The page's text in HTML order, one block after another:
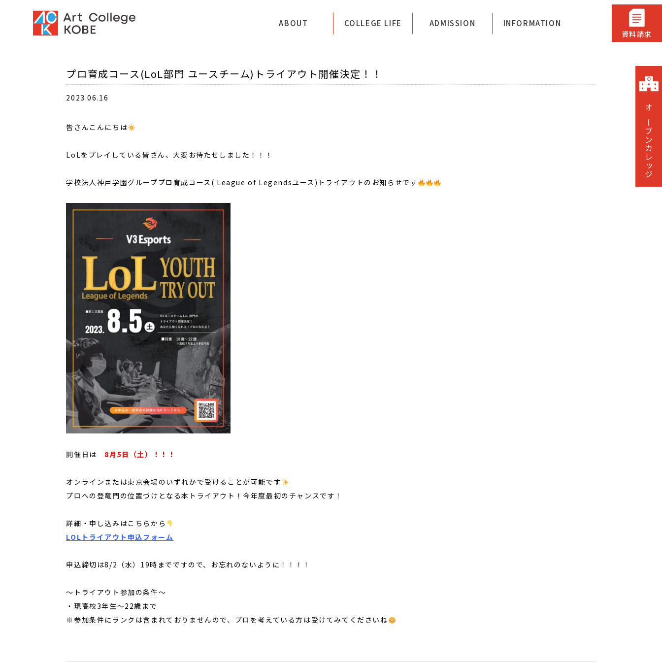
専門学校アートカレッジ神戸
ABOUT COLLEGE LIFE ADMISSION INFORMATION
資料請求
オープンカレッジ
プロ育成コース(LoL部門 ユースチーム)トライアウト開催決定！！
2023.06.16
皆さんこんにちは
LoLをプレイしている皆さん、大変お待たせしました！！！
学校法人神戸学園グループプロ育成コース( League of Legendsユース)トライアウトのお知らせです
開催日は 8月5日（土）！！！
オンラインまたは東京会場のいずれかで受けることが可能です
プロへの登竜門の位置づけとなる本トライアウト！今年度最初のチャンスです！
詳細・申し込みはこちらから
LOLトライアウト申込フォーム
申込締切は8/2（水）19時までですので、お忘れのないように！！！！
～トライアウト参加の条件～
・現高校3年生～22歳まで
※参加条件にランクは含まれておりませんので、プロを考えている方は受けてみてくださいね